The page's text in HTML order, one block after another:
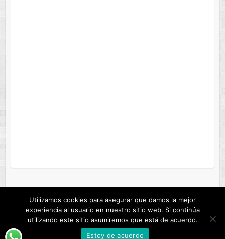
Copyright © 2026 ANDROFAST . Tema de Colorlib Creado con WordPress
ANDROFAST
Utilizamos cookies para asegurar que damos la mejor
experiencia al usuario en nuestro sitio web. Si continúa
utilizando este sitio asumiremos que está de acuerdo.
Estoy de acuerdo